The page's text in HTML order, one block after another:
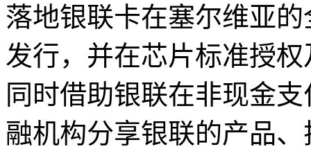
落地银联卡在塞尔维亚
发行，并在芯片标准授
同时借助银联在非现金
融机构分享银联的产品